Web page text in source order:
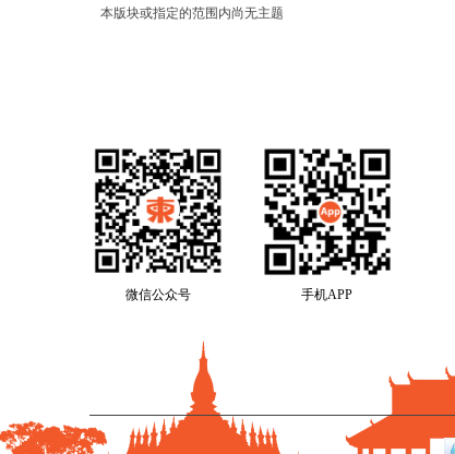
本版块或指定的范围内尚无主题
微信公众号 手机APP